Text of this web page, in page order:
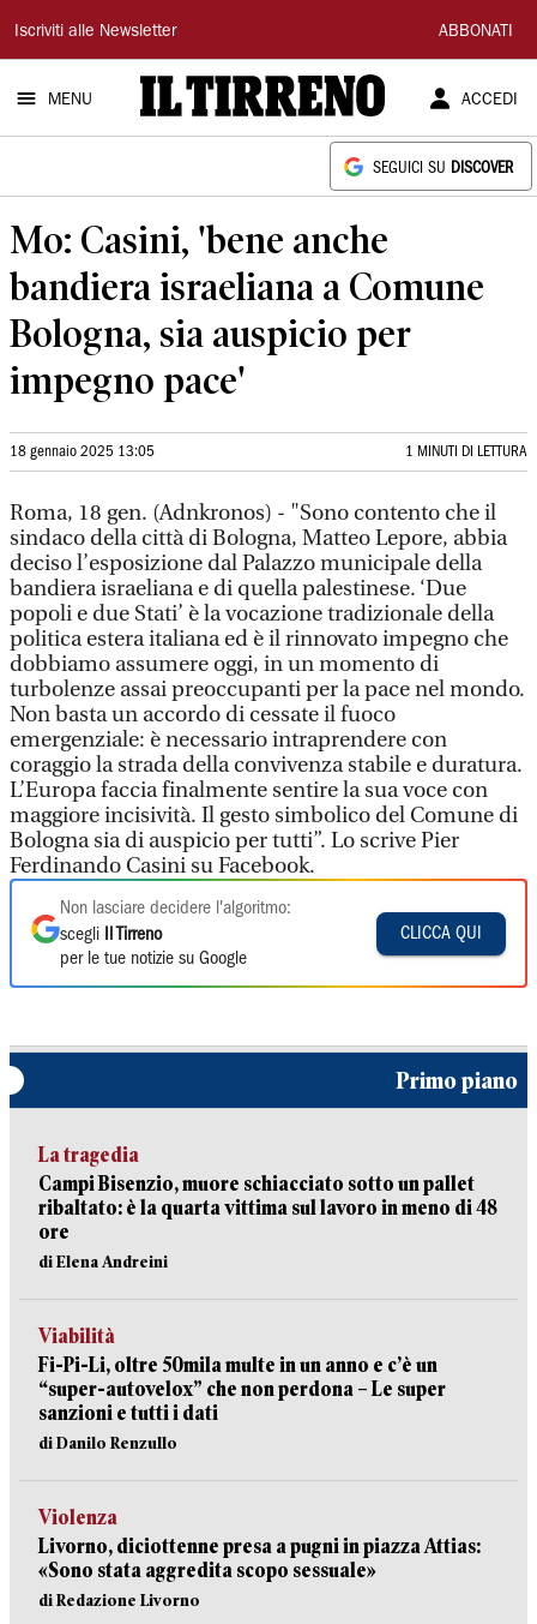
Il
Tirreno
Iscriviti alle Newsletter ABBONATI
MENU ACCEDI
SEGUICI SU DISCOVER
Mo: Casini, 'bene anche
bandiera israeliana a Comune
Bologna, sia auspicio per
impegno pace'
18 gennaio 2025 13:05 1 MINUTI DI LETTURA
Roma, 18 gen. (Adnkronos) - "Sono contento che il
sindaco della città di Bologna, Matteo Lepore, abbia
deciso l’esposizione dal Palazzo municipale della
bandiera israeliana e di quella palestinese. ‘Due
popoli e due Stati’ è la vocazione tradizionale della
politica estera italiana ed è il rinnovato impegno che
dobbiamo assumere oggi, in un momento di
turbolenze assai preoccupanti per la pace nel mondo.
Non basta un accordo di cessate il fuoco
emergenziale: è necessario intraprendere con
coraggio la strada della convivenza stabile e duratura.
L’Europa faccia finalmente sentire la sua voce con
maggiore incisività. Il gesto simbolico del Comune di
Bologna sia di auspicio per tutti”. Lo scrive Pier
Ferdinando Casini su Facebook.
Non lasciare decidere l'algoritmo:
scegli
Il Tirreno
per le tue notizie su Google
CLICCA QUI
Primo piano
La tragedia
Campi Bisenzio, muore schiacciato sotto un pallet
ribaltato: è la quarta vittima sul lavoro in meno di 48
ore
di Elena Andreini
Viabilità
Fi-Pi-Li, oltre 50mila multe in un anno e c’è un
“super-autovelox” che non perdona – Le super
sanzioni e tutti i dati
di Danilo Renzullo
Violenza
Livorno, diciottenne presa a pugni in piazza Attias:
«Sono stata aggredita scopo sessuale»
di Redazione Livorno